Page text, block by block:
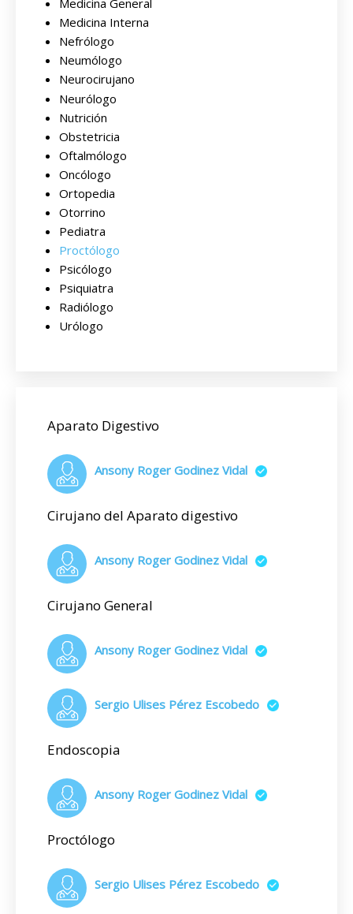
Medicina General
Medicina Interna
Nefrólogo
Neumólogo
Neurocirujano
Neurólogo
Nutrición
Obstetricia
Oftalmólogo
Oncólogo
Ortopedia
Otorrino
Pediatra
Proctólogo
Psicólogo
Psiquiatra
Radiólogo
Urólogo
Aparato Digestivo
Ansony Roger Godinez Vidal
Cirujano del Aparato digestivo
Ansony Roger Godinez Vidal
Cirujano General
Ansony Roger Godinez Vidal
Sergio Ulises Pérez Escobedo
Endoscopia
Ansony Roger Godinez Vidal
Proctólogo
Sergio Ulises Pérez Escobedo